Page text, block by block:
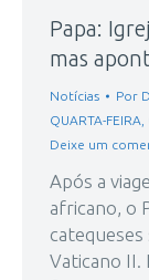
Papa:
mas
Notícias Por
QUARTA-
Deixe um
Após a
africano, o
Vaticano II.